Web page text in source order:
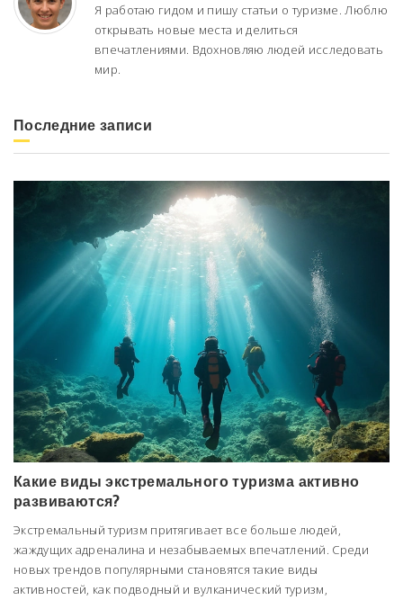
Я работаю гидом и пишу статьи о туризме. Люблю
открывать новые места и делиться
впечатлениями. Вдохновляю людей исследовать
мир.
Последние записи
Какие виды экстремального туризма активно
развиваются?
Экстремальный туризм притягивает все больше людей,
жаждущих адреналина и незабываемых впечатлений. Среди
новых трендов популярными становятся такие виды
активностей, как подводный и вулканический туризм,